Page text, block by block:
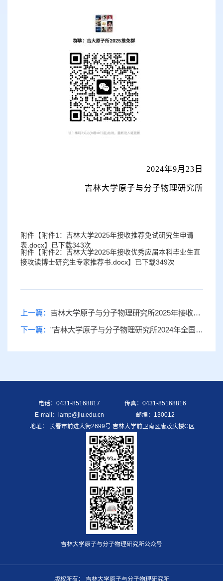
2024年9月 23 日
吉林大学原子与分子物理研究所
附件【 附件1：吉林大学2025年接收推荐免试研究生申请
表.docx】已下载343次
附件【 附件2：吉林大学2025年接收优秀应届本科毕业生直
接攻读博士研究生专家推荐书.docx】已下载349次
上一篇： 吉林大学原子与分子物理研究所2025年接收推荐免试攻读研究生复试名单
下一篇： "吉林大学原子与分子物理研究所2024年全国优秀大学生夏令营"入营公告
电话：0431-85168817
传真：0431-85168816
E-mail：iamp@jlu.edu.cn
邮编：130012
地址： 长春市前进大街2699号 吉林大学前卫南区唐敖庆楼C区
吉林大学原子与分子物理研究所公众号
版权所有： 吉林大学原子与分子物理研究所